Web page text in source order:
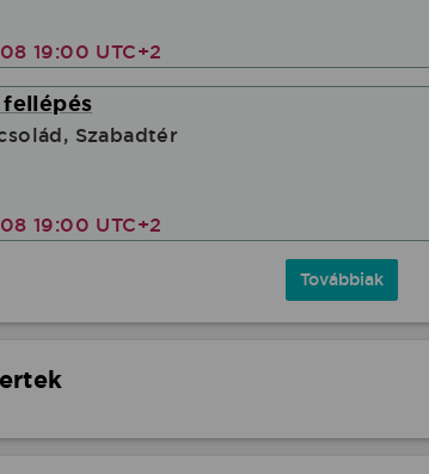
19:00 UTC+2
Szabadtér
19:00 UTC+2
Továbbiak